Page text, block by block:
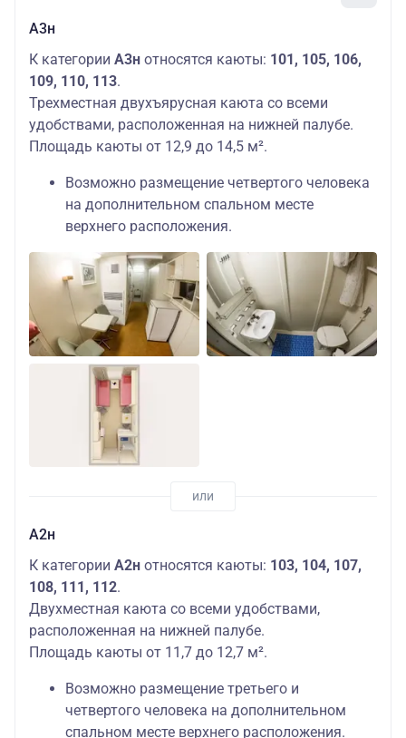
А3н
К категории А3н относятся каюты: 101, 105, 106,
109, 110, 113.
Трехместная двухъярусная каюта со всеми
удобствами, расположенная на нижней палубе.
Площадь каюты от 12,9 до 14,5 м².
Возможно размещение четвертого человека
на дополнительном спальном месте
верхнего расположения.
А2н
К категории А2н относятся каюты: 103, 104, 107,
108, 111, 112.
Двухместная каюта со всеми удобствами,
расположенная на нижней палубе.
Площадь каюты от 11,7 до 12,7 м².
Возможно размещение третьего и
четвертого человека на дополнительном
спальном месте верхнего расположения.